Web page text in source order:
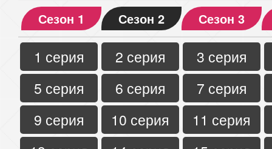
Сезон 1 Сезон 2 Сезон 3
1 серия 2 серия
3 серия
5 серия
6 серия
7 серия
9 серия
10 серия
11 серия